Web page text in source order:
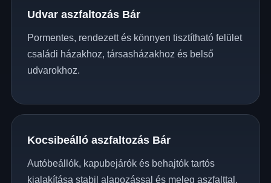
Udvar aszfaltozás Bár
Pormentes, rendezett és könnyen tisztítható felület
családi házakhoz, társasházakhoz és belső
udvarokhoz.
Kocsibeálló aszfaltozás Bár
Autóbeállók, kapubejárók és behajtók tartós
kialakítása stabil alapozással és meleg aszfalttal.